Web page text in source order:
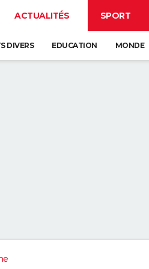
ACTUALITÉS SPORT
DIVERS EDUCATION MONDE